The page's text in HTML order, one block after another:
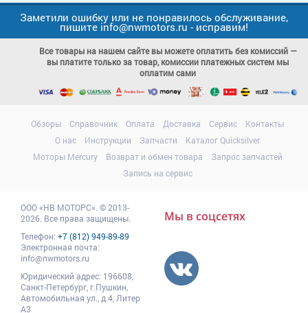
Заметили ошибку или не понравилось обслуживание,
пишите info@nwmotors.ru - исправим!
Все товары на нашем сайте вы можете оплатить без комиссий —
вы платите только за товар, комиссии платежных систем мы
оплатим сами
Обзоры Справочник Оплата Доставка Сервис
Контакты
О нас
Инструкции Запчасти
Каталог Quicksilver
Моторы Mercury
Возврат и обмен товара
Запрос запчастей
Запись на сервис
ООО«НВ МОТОРС» © 2013-
2026. Все права защищены.
Телефон: +7 (812) 949-89-89
Электронная почта:
info@nwmotors.ru
Юридический адрес: 196608
Санкт-Петербург, г.Пушкин
Автомобильная ул., д.4, Литер
А3
Мы в соцсетях